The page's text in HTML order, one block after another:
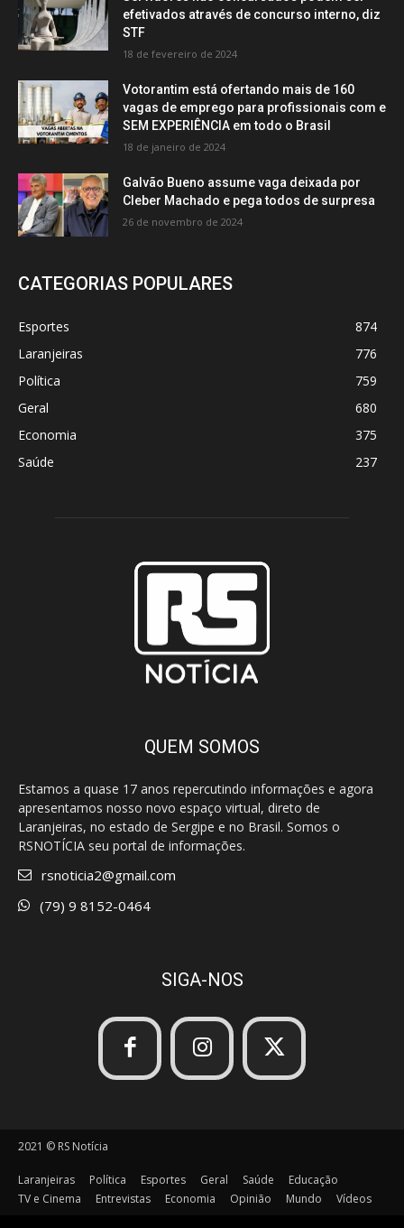
efetivados através de concurso interno, diz
STF
18 de fevereiro de 2024
Votorantim está ofertando mais de 160
vagas de emprego para profissionais com e
SEM EXPERIÊNCIA em todo o Brasil
18 de janeiro de 2024
Galvão Bueno assume vaga deixada por
Cleber Machado e pega todos de surpresa
26 de novembro de 2024
CATEGORIAS POPULARES
Esportes
874
Laranjeiras
776
Política
759
Geral
680
Economia
375
Saúde
237
QUEM SOMOS
Estamos a quase 17 anos repercutindo informações e agora
apresentamos nosso novo espaço virtual, direto de
Laranjeiras, no estado de Sergipe e no Brasil. Somos o
RSNOTÍCIA seu portal de informações.
rsnoticia2@gmail.com
(79) 9 8152-0464
SIGA-NOS
2021 © RS Notícia
Laranjeiras Política Esportes Geral Saúde
Educação
TV e Cinema
Entrevistas Economia Opinião Mundo Vídeos